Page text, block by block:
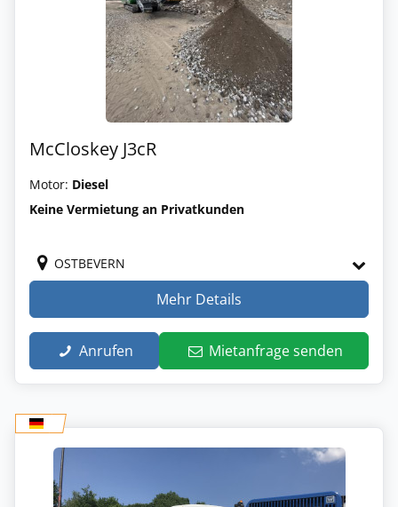
McCloskey J3cR
Motor: Diesel
Keine Vermietung an Privatkunden
OSTBEVERN
Mehr Details
Anrufen Mietanfrage senden